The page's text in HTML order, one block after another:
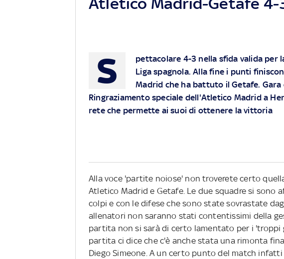
S
pettacolare 4-3 nella sfida valida per
Liga spagnola. Alla fine i punti
Madrid che ha battuto il Getafe.
Ringraziamento speciale dell'Atletico Madrid a
rete che permette ai suoi di ottenere la vittoria
Alla voce 'partite noiose' non troverete certo
Atletico Madrid e Getafe. Le due squadre si sono
colpi e con le difese che sono state sovrastate
allenatori non saranno stati contentissimi della
partita non si sarà di certo lamentato per i 'troppi
partita ci dice che c'è anche stata una rimonta
Diego Simeone. A un certo punto del match